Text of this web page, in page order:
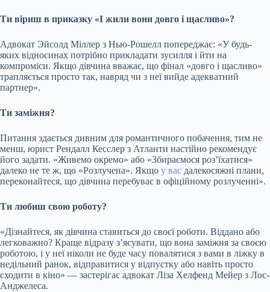
Ти віриш в приказку «І жили вони довго і щасливо»?
Адвокат Эйсолд Міллер з Нью-Рошелл попереджає: «У будь-
яких відносинах потрібно прикладати зусилля і йти на
компроміси. Якщо дівчина вважає, що фінал «довго і щасливо»
трапляється просто так, навряд чи з неї вийде адекватний
партнер».
Ти заміжня?
Питання здається дивним для романтичного побачення, тим не
менш, юрист Рендалл Кесслер з Атланти настійно рекомендує
його задати. «Живемо окремо» або «Збираємося роз’їхатися»
далеко не те ж, що «Розлучена». Якщо у вас далекосяжні плани,
переконайтеся, що дівчина перебуває в офіційному розлученні».
Ти любиш свою роботу?
«Дізнайтеся, як дівчина ставиться до своєї роботи. Віддано або
легковажно? Краще відразу з’ясувати, що вона заміжня за своєю
роботою, і у неї ніколи не буде часу повалятися з вами в ліжку в
недільний ранок, відправитися у відпустку або навіть просто
сходити в кіно» — застерігає адвокат Ліза Хелфенд Мейер з Лос-
Анджелеса.